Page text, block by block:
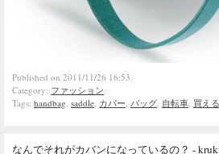
Published on 2011/11/26 16:53.
Category: ファッション
Tags: handbag saddle カバー バッグ 自転車 買え
なんでそれがカバンになっているの？ -